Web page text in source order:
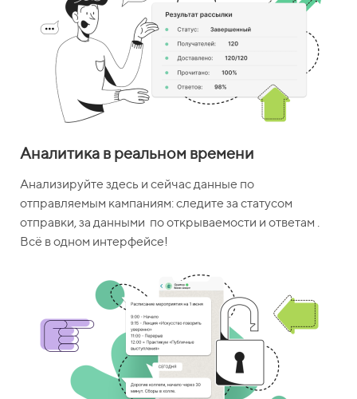
Аналитика в реальном времени
Анализируйте здесь и сейчас данные по
отправляемым кампаниям: следите за статусом
отправки, за данными по открываемости и ответам .
Всё в одном интерфейсе!